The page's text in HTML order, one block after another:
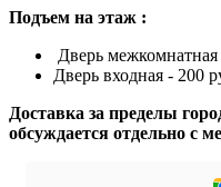
Подъем на этаж :
Дверь межкомнатная
Дверь входная - 200
Доставка за пределы
обсуждается отдельно с